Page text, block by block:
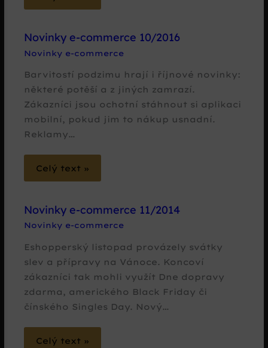
Novinky e-commerce 10/2016
Novinky e-commerce
Barvitostí podzimu hrají i říjnové novinky:
některé potěší a z jiných zamrazí.
Zákazníci jsou ochotní stáhnout si aplikaci
mobilní, pokud jim to nákup usnadní.
Reklamy…
Celý text »
Novinky e-commerce 11/2014
Novinky e-commerce
Eshopperský listopad provázely svátky
slev a přípravy na Vánoce. Koncoví
zákazníci tak mohli využít Dne dopravy
zdarma, amerického Black Friday či
čínského Singles Day. Nový…
Celý text »